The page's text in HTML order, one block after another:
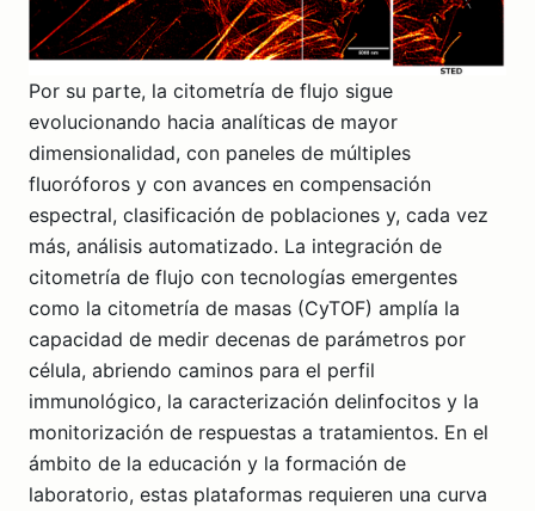
Por su parte, la citometría de flujo sigue
evolucionando hacia analíticas de mayor
dimensionalidad, con paneles de múltiples
fluoróforos y con avances en compensación
espectral, clasificación de poblaciones y, cada vez
más, análisis automatizado. La integración de
citometría de flujo con tecnologías emergentes
como la citometría de masas (CyTOF) amplía la
capacidad de medir decenas de parámetros por
célula, abriendo caminos para el perfil
immunológico, la caracterización delinfocitos y la
monitorización de respuestas a tratamientos. En el
ámbito de la educación y la formación de
laboratorio, estas plataformas requieren una curva